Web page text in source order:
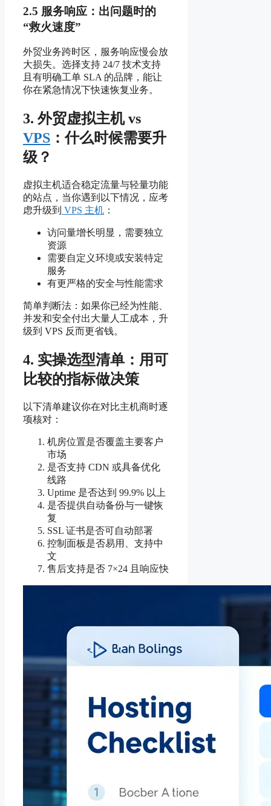
2.5 服务响应：出问题时的
“救火速度”
外贸业务跨时区，服务响应慢会放
大损失。选择支持 24/7 技术支持
且有明确工单 SLA 的品牌，能让
你在紧急情况下快速恢复业务。
3. 外贸虚拟主机 vs
VPS ：什么时候需要升
级？
虚拟主机适合稳定流量与轻量功能
的站点，当你遇到以下情况，应考
虑升级到 VPS 主机 ：
访问量增长明显，需要独立
资源
需要自定义环境或安装特定
服务
有更严格的安全与性能需求
简单判断法：如果你已经为性能、
并发和安全付出大量人工成本，升
级到 VPS 反而更省钱。
4. 实操选型清单：用可
比较的指标做决策
以下清单建议你在对比主机商时逐
项核对：
机房位置是否覆盖主要客户
市场
是否支持 CDN 或具备优化
线路
Uptime 是否达到 99.9% 以上
是否提供自动备份与一键恢
复
SSL 证书是否可自动部署
控制面板是否易用、支持中
文
售后支持是否 7×24 且响应快